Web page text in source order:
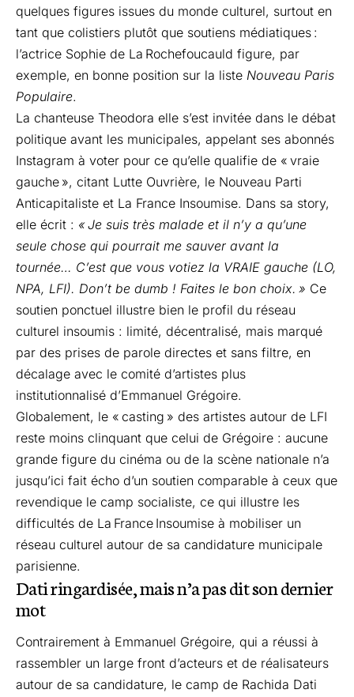
quelques figures issues du monde culturel, surtout en
tant que colistiers plutôt que soutiens médiatiques :
l’actrice Sophie de La Rochefoucauld figure, par
exemple, en bonne position sur la liste Nouveau Paris
Populaire.
La chanteuse Theodora elle s’est invitée dans le débat
politique avant les municipales, appelant ses abonnés
Instagram à voter pour ce qu’elle qualifie de « vraie
gauche », citant Lutte Ouvrière, le Nouveau Parti
Anticapitaliste et La France Insoumise. Dans sa story,
elle écrit : « Je suis très malade et il n’y a qu’une
seule chose qui pourrait me sauver avant la
tournée… C’est que vous votiez la VRAIE gauche (LO,
NPA, LFI). Don’t be dumb ! Faites le bon choix. » Ce
soutien ponctuel illustre bien le profil du réseau
culturel insoumis : limité, décentralisé, mais marqué
par des prises de parole directes et sans filtre, en
décalage avec le comité d’artistes plus
institutionnalisé d’Emmanuel Grégoire.
Globalement, le « casting » des artistes autour de LFI
reste moins clinquant que celui de Grégoire : aucune
grande figure du cinéma ou de la scène nationale n’a
jusqu’ici fait écho d’un soutien comparable à ceux que
revendique le camp socialiste, ce qui illustre les
difficultés de La France Insoumise à mobiliser un
réseau culturel autour de sa candidature municipale
parisienne.
Dati ringardisée, mais n’a pas dit son dernier
mot
Contrairement à Emmanuel Grégoire, qui a réussi à
rassembler un large front d’acteurs et de réalisateurs
autour de sa candidature, le camp de Rachida Dati